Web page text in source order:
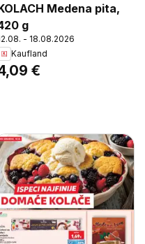
Medena pita,
g
- 18.08.2026
Kaufland
€